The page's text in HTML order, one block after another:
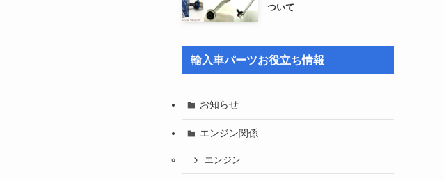
ついて
輸入車パーツお役立ち情報
お知らせ
エンジン関係
エンジン